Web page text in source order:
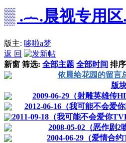
▒ .︷.晨视专用
版主: 哆啦a梦
返 回
新窗 筛选: 全部主题 全部时间 排
依晨给花园的留言
版
2009-06-29（射雕英雄传
2012-06-16（我可能不会爱
2011-09-18（我可能不会爱你
2008-05-02（恶作剧
2004-06-29（爱情合